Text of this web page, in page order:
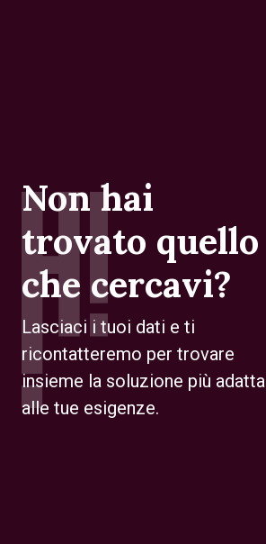
Non hai
trovato quello
che cercavi?
Lasciaci i tuoi dati e ti
ricontatteremo per trovare
insieme la soluzione più adatta
alle tue esigenze.